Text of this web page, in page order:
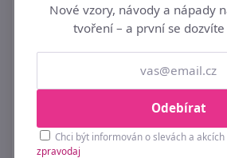
Nové vzory, návody a nápady
tvoření – a první se dozvíte
Odebírat
Chci být informován o slevách a
zpravodaj